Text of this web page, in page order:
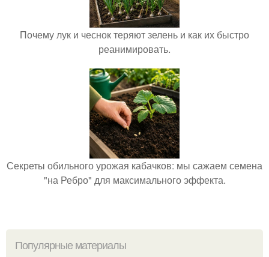
Почему лук и чеснок теряют зелень и как их быстро
реанимировать.
Секреты обильного урожая кабачков: мы сажаем семена
"на Ребро" для максимального эффекта.
Популярные материалы